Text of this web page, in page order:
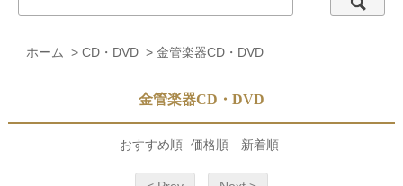
ホーム > CD・DVD > 金管楽器CD・DVD
金管楽器CD・DVD
おすすめ順 価格順 新着順